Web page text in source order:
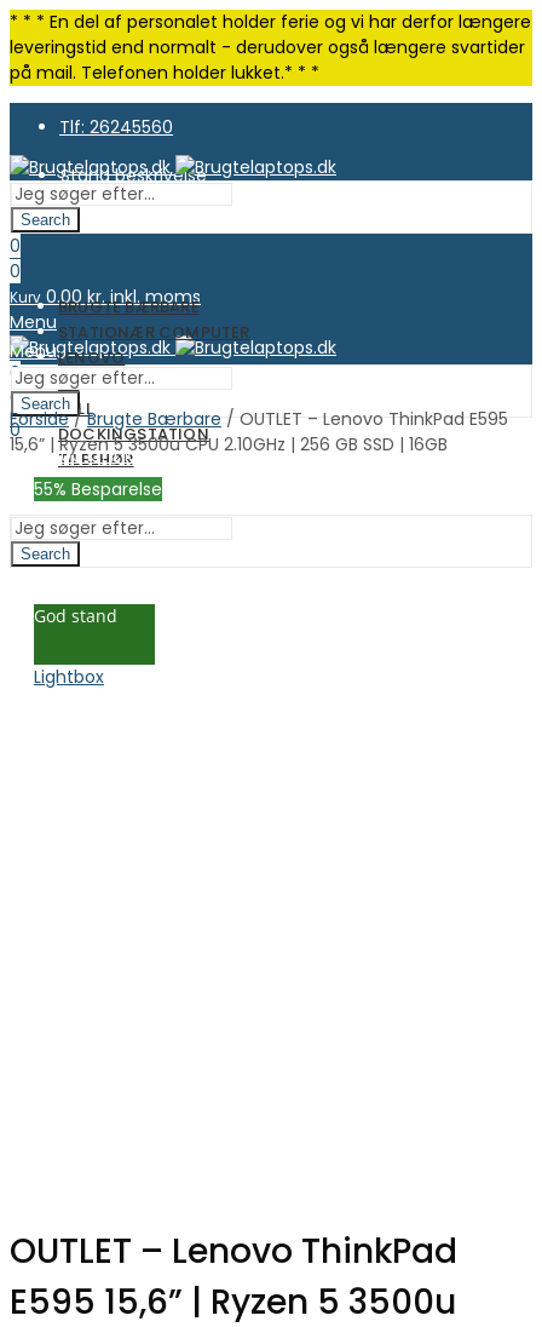
* * * En del af personalet holder ferie og vi har derfor længere
leveringstid end normalt - derudover også længere svartider
på mail. Telefonen holder lukket.* * *
Tlf: 26245560
Stand beskrivelse
Search
0
0
Kurv 0.00kr. inkl. moms
Menu
0
0
Kurv 0.00kr. inkl. moms
BRUGTE BÆRBARE
STATIONÆR COMPUTER
LENOVO
HP
DELL
DOCKINGSTATION
TILBEHØR
OUTLET
Search
Menu
Search
0
Kurv 0.00kr. inkl. moms
Forside/Brugte Bærbare / OUTLET – Lenovo ThinkPad E595
15,6” | Ryzen 5 3500u CPU 2.10GHz | 256 GB SSD | 16GB
55% Besparelse
God stand
Lightbox
OUTLET – Lenovo ThinkPad
E595 15,6” | Ryzen 5 3500u